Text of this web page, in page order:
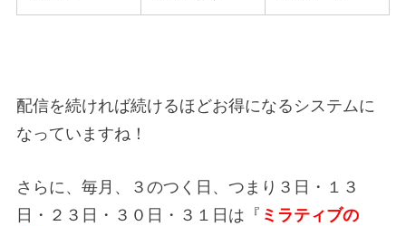
配信を続ければ続けるほどお得になるシステムに
なっていますね！
さらに、毎月、３のつく日、つまり３日・１３
日・２３日・３０日・３１日は『 ミラティブの